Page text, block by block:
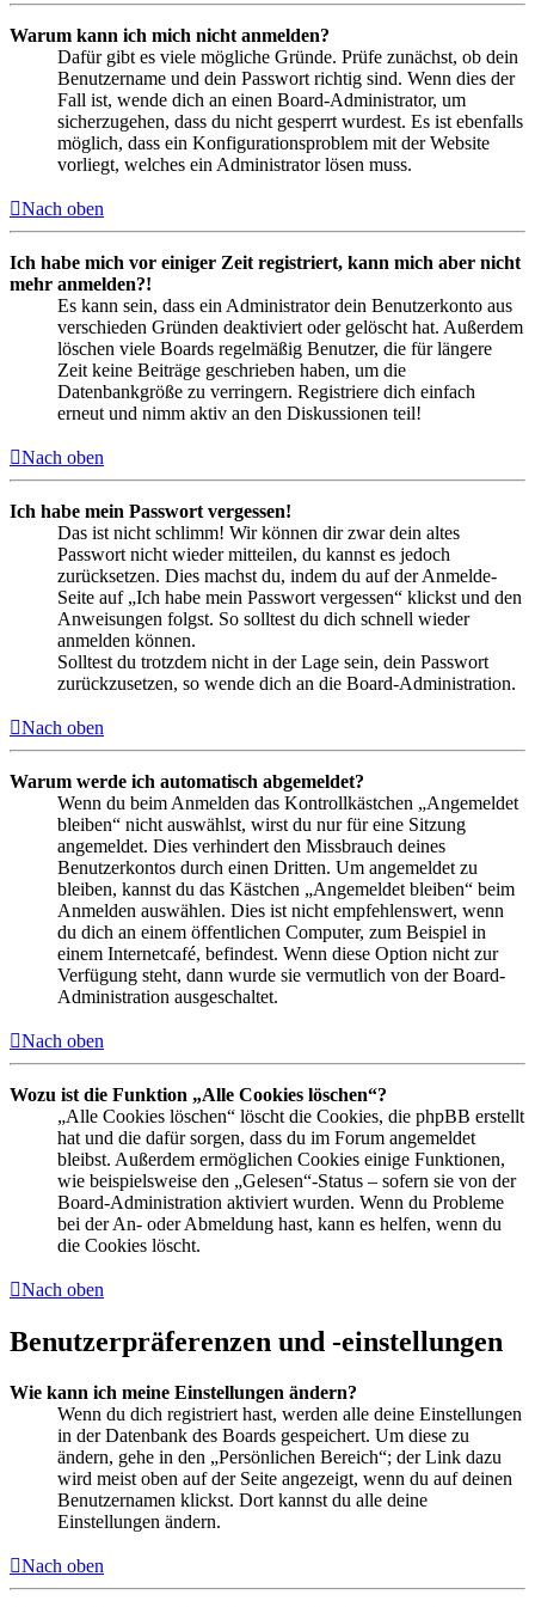
Warum kann ich mich nicht anmelden?
Dafür gibt es viele mögliche Gründe. Prüfe zunächst, ob dein
Benutzername und dein Passwort richtig sind. Wenn dies der
Fall ist, wende dich an einen Board-Administrator, um
sicherzugehen, dass du nicht gesperrt wurdest. Es ist ebenfalls
möglich, dass ein Konfigurationsproblem mit der Website
vorliegt, welches ein Administrator lösen muss.
Nach oben
Ich habe mich vor einiger Zeit registriert, kann mich aber nicht
mehr anmelden?!
Es kann sein, dass ein Administrator dein Benutzerkonto aus
verschieden Gründen deaktiviert oder gelöscht hat. Außerdem
löschen viele Boards regelmäßig Benutzer, die für längere
Zeit keine Beiträge geschrieben haben, um die
Datenbankgröße zu verringern. Registriere dich einfach
erneut und nimm aktiv an den Diskussionen teil!
Nach oben
Ich habe mein Passwort vergessen!
Das ist nicht schlimm! Wir können dir zwar dein altes
Passwort nicht wieder mitteilen, du kannst es jedoch
zurücksetzen. Dies machst du, indem du auf der Anmelde-
Seite auf „Ich habe mein Passwort vergessen“ klickst und den
Anweisungen folgst. So solltest du dich schnell wieder
anmelden können.
Solltest du trotzdem nicht in der Lage sein, dein Passwort
zurückzusetzen, so wende dich an die Board-Administration.
Nach oben
Warum werde ich automatisch abgemeldet?
Wenn du beim Anmelden das Kontrollkästchen „Angemeldet
bleiben“ nicht auswählst, wirst du nur für eine Sitzung
angemeldet. Dies verhindert den Missbrauch deines
Benutzerkontos durch einen Dritten. Um angemeldet zu
bleiben, kannst du das Kästchen „Angemeldet bleiben“ beim
Anmelden auswählen. Dies ist nicht empfehlenswert, wenn
du dich an einem öffentlichen Computer, zum Beispiel in
einem Internetcafé, befindest. Wenn diese Option nicht zur
Verfügung steht, dann wurde sie vermutlich von der Board-
Administration ausgeschaltet.
Nach oben
Wozu ist die Funktion „Alle Cookies löschen“?
„Alle Cookies löschen“ löscht die Cookies, die phpBB erstellt
hat und die dafür sorgen, dass du im Forum angemeldet
bleibst. Außerdem ermöglichen Cookies einige Funktionen,
wie beispielsweise den „Gelesen“-Status – sofern sie von der
Board-Administration aktiviert wurden. Wenn du Probleme
bei der An- oder Abmeldung hast, kann es helfen, wenn du
die Cookies löscht.
Nach oben
Benutzerpräferenzen und -einstellungen
Wie kann ich meine Einstellungen ändern?
Wenn du dich registriert hast, werden alle deine Einstellungen
in der Datenbank des Boards gespeichert. Um diese zu
ändern, gehe in den „Persönlichen Bereich“; der Link dazu
wird meist oben auf der Seite angezeigt, wenn du auf deinen
Benutzernamen klickst. Dort kannst du alle deine
Einstellungen ändern.
Nach oben